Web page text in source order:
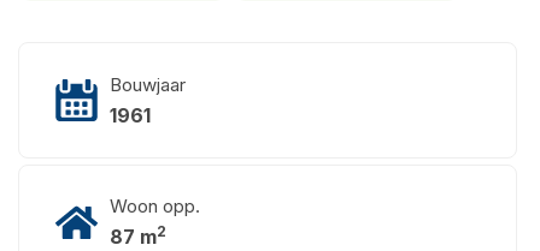
Bouwjaar
1961
Woon opp.
87 m2